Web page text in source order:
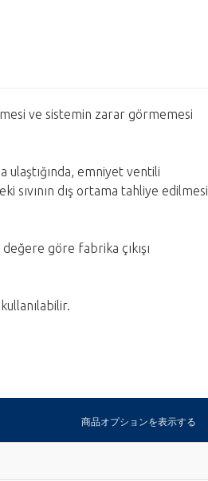
ve sistemin zarar görmemesi
ulaştığında, emniyet ventili
sıvının dış ortama tahliye edilmesi
değere göre fabrika çıkışı
商品オプションを表示する